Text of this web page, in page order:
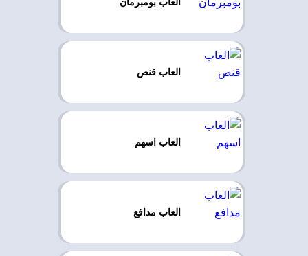
العاب قنص
العاب اسهم
العاب مدافع